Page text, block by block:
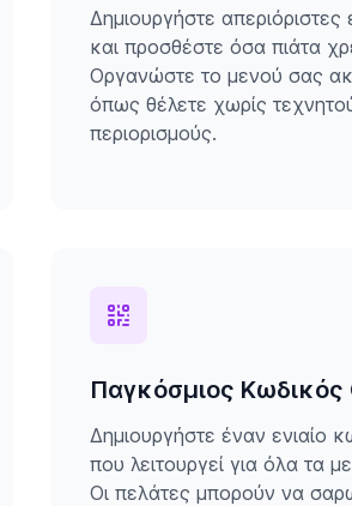
Δημιουργήστε απεριόριστες
και προσθέστε όσα πιάτα
Οργανώστε το μενού σας
όπως θέλετε χωρίς
περιορισμούς.
Παγκόσμιος Κωδικός
Δημιουργήστε έναν ενιαίο
που λειτουργεί για όλα τα
Οι πελάτες μπορούν να